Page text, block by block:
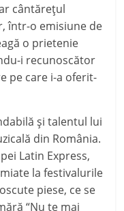
cântărețul
într-o emisiune de
o prietenie
i recunoscător
pe care i-a oferit-
și talentul lui
din România.
Latin Express,
la festivalurile
piese, ce se
“Nu te mai